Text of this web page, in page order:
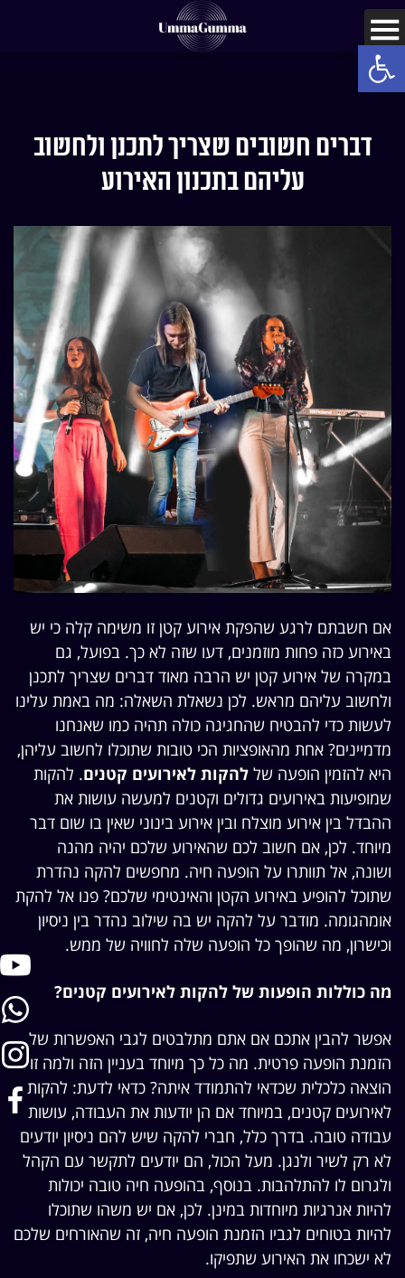
דברים חשובים שצריך לתכנן ולחשוב
עליהם בתכנון האירוע
אם חשבתם לרגע שהפקת אירוע קטן זו משימה קלה כי יש
באירוע כזה פחות מוזמנים, דעו שזה לא כך. בפועל, גם
במקרה של אירוע קטן יש הרבה מאוד דברים שצריך לתכנן
ולחשוב עליהם מראש. לכן נשאלת השאלה: מה באמת עלינו
לעשות כדי להבטיח שהחגיגה כולה תהיה כמו שאנחנו
מדמיינים? אחת מהאופציות הכי טובות שתוכלו לחשוב עליהן,
היא להזמין הופעה של להקות לאירועים קטנים. להקות
שמופיעות באירועים גדולים וקטנים למעשה עושות את
ההבדל בין אירוע מוצלח ובין אירוע בינוני שאין בו שום דבר
מיוחד. לכן, אם חשוב לכם שהאירוע שלכם יהיה מהנה
ושונה, אל תוותרו על הופעה חיה. מחפשים להקה נהדרת
שתוכל להופיע באירוע הקטן והאינטימי שלכם? פנו אל להקת
אומהגומה. מודבר על להקה יש בה שילוב נהדר בין ניסיון
וכישרון, מה שהופך כל הופעה שלה לחוויה של ממש.
מה כוללות הופעות של להקות לאירועים קטנים?
אפשר להבין אתכם אם אתם מתלבטים לגבי האפשרות של
הזמנת הופעה פרטית. מה כל כך מיוחד בעניין הזה ולמה זו
הוצאה כלכלית שכדאי להתמודד איתה? כדאי לדעת: להקות
לאירועים קטנים, במיוחד אם הן יודעות את העבודה, עושות
עבודה טובה. בדרך כלל, חברי להקה שיש להם ניסיון יודעים
לא רק לשיר ולנגן. מעל הכול, הם יודעים לתקשר עם הקהל
ולגרום לו להתלהבות. בנוסף, בהופעה חיה טובה יכולות
להיות אנרגיות מיוחדות במינן. לכן, אם יש משהו שתוכלו
להיות בטוחים לגביו הזמנת הופעה חיה, זה שהאורחים שלכם
לא ישכחו את האירוע שתפיקו.
Open toolbar